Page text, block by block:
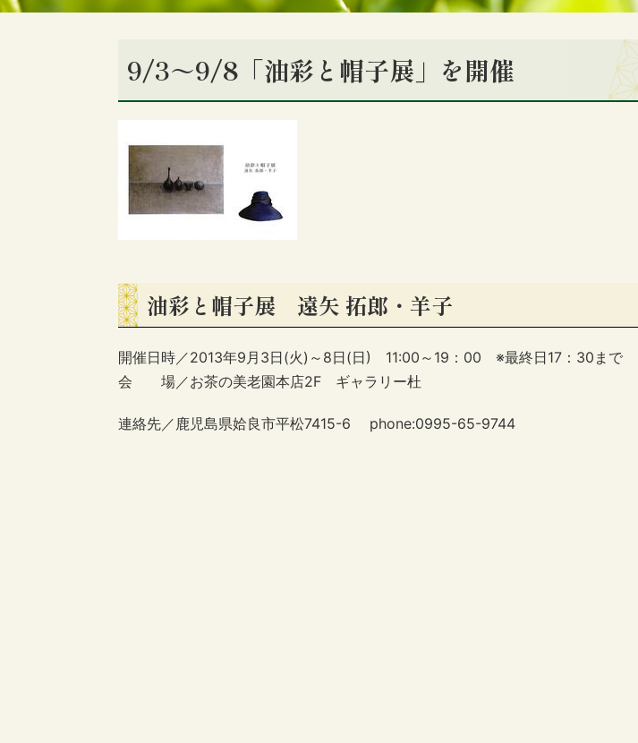
9/3～9/8「油彩と帽子展」を開催
油彩と帽子展 遠矢 拓郎・羊子
開催日時／2013年9月3日(火)～8日(日) 11:00～19：00 ※最終日17：30まで
会 場／お茶の美老園本店2F ギャラリー杜
連絡先／鹿児島県姶良市平松7415-6 phone:0995-65-9744